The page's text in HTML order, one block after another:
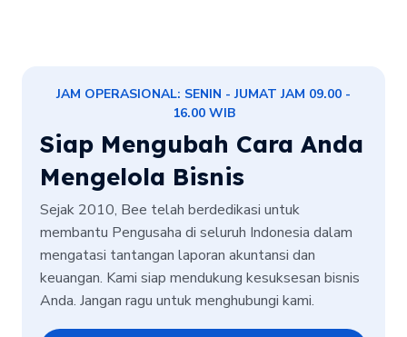
JAM OPERASIONAL: SENIN - JUMAT JAM 09.00 -
16.00 WIB
Siap Mengubah Cara Anda
Mengelola Bisnis
Sejak 2010, Bee telah berdedikasi untuk
membantu Pengusaha di seluruh Indonesia dalam
mengatasi tantangan laporan akuntansi dan
keuangan. Kami siap mendukung kesuksesan bisnis
Anda. Jangan ragu untuk menghubungi kami.